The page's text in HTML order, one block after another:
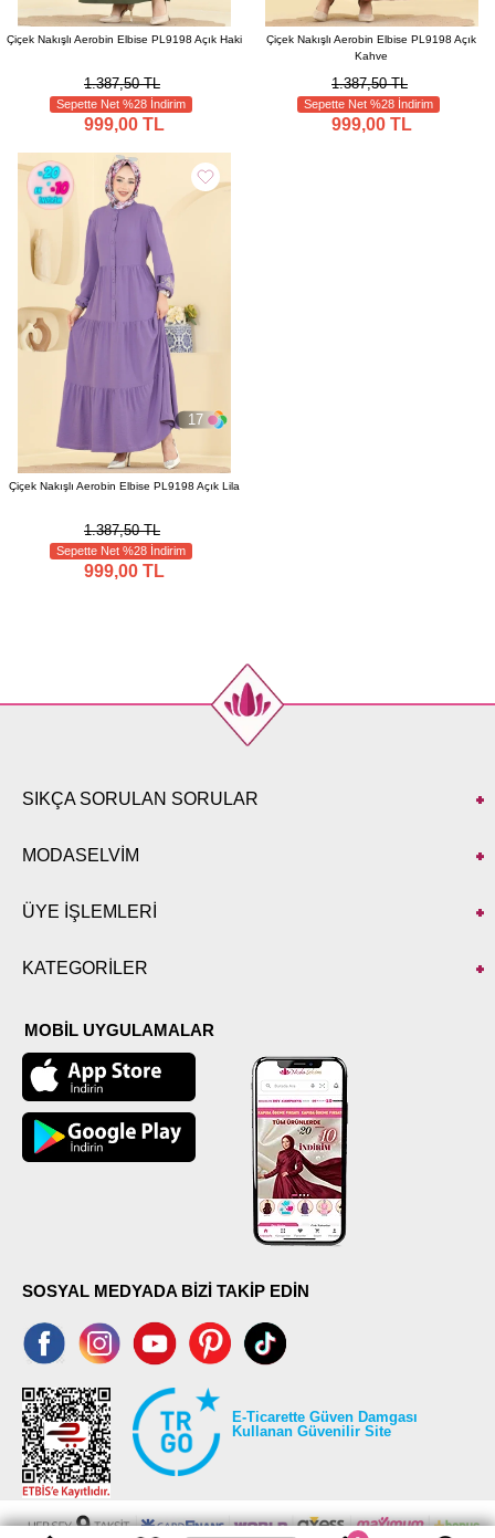
Çiçek Nakışlı Aerobin Elbise PL9198 Açık Haki
1.387,50 TL
Sepette Net %28 İndirim
999,00 TL
Çiçek Nakışlı Aerobin Elbise PL9198 Açık
Kahve
1.387,50 TL
Sepette Net %28 İndirim
999,00 TL
17
Çiçek Nakışlı Aerobin Elbise PL9198 Açık Lila
1.387,50 TL
Sepette Net %28 İndirim
999,00 TL
SIKÇA SORULAN SORULAR
MODASELVİM
ÜYE İŞLEMLERİ
KATEGORİLER
MOBİL UYGULAMALAR
SOSYAL MEDYADA BİZİ TAKİP EDİN
E-Ticarette Güven Damgası
Kullanan Güvenilir Site